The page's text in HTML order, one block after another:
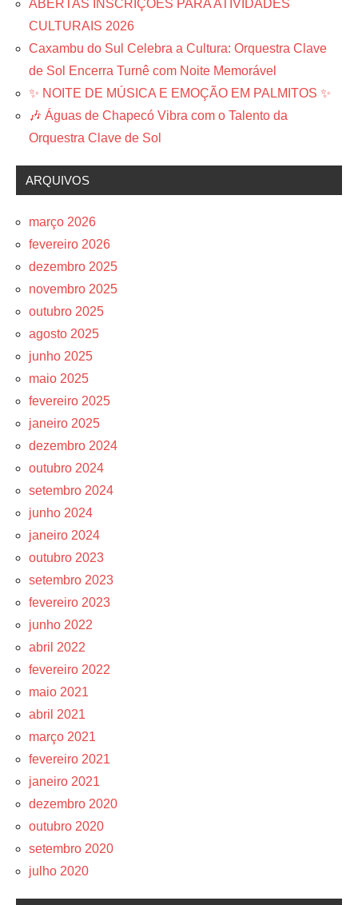
ABERTAS INSCRIÇÕES PARA ATIVIDADES
CULTURAIS 2026
Caxambu do Sul Celebra a Cultura: Orquestra Clave
de Sol Encerra Turnê com Noite Memorável
✨ NOITE DE MÚSICA E EMOÇÃO EM PALMITOS ✨
🎶 Águas de Chapecó Vibra com o Talento da
Orquestra Clave de Sol
ARQUIVOS
março 2026
fevereiro 2026
dezembro 2025
novembro 2025
outubro 2025
agosto 2025
junho 2025
maio 2025
fevereiro 2025
janeiro 2025
dezembro 2024
outubro 2024
setembro 2024
junho 2024
janeiro 2024
outubro 2023
setembro 2023
fevereiro 2023
junho 2022
abril 2022
fevereiro 2022
maio 2021
abril 2021
março 2021
fevereiro 2021
janeiro 2021
dezembro 2020
outubro 2020
setembro 2020
julho 2020